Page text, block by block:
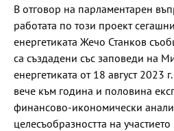
В отговор на парламентарен
работата по този проект
енергетиката Жечо Станков
са създадени със заповеди на
енергетиката от 18 август 2023
вече към година и половина
финансово-икономически
целесъобразността на